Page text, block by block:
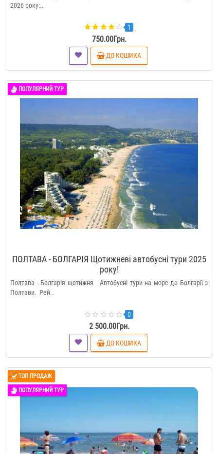
2026 року:..
1
750.00Грн.
ДО КОШИКА
ПОПУЛЯРНИЙ ТУР
ПОЛТАВА - БОЛГАРІЯ Щотижневі автобусні тури 2025
року!
Полтава - Болгарія щотижня Автобусні тури на море до Болгарії з
Полтави. Рей..
0
2 500.00Грн.
ДО КОШИКА
ТОП ПРОДАЖ
ПОПУЛЯРНИЙ ТУР